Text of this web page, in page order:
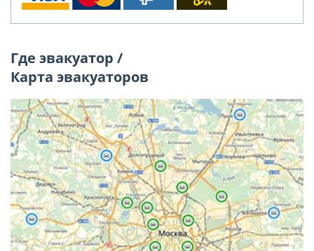
Где эвакуатор /
Карта эвакуаторов